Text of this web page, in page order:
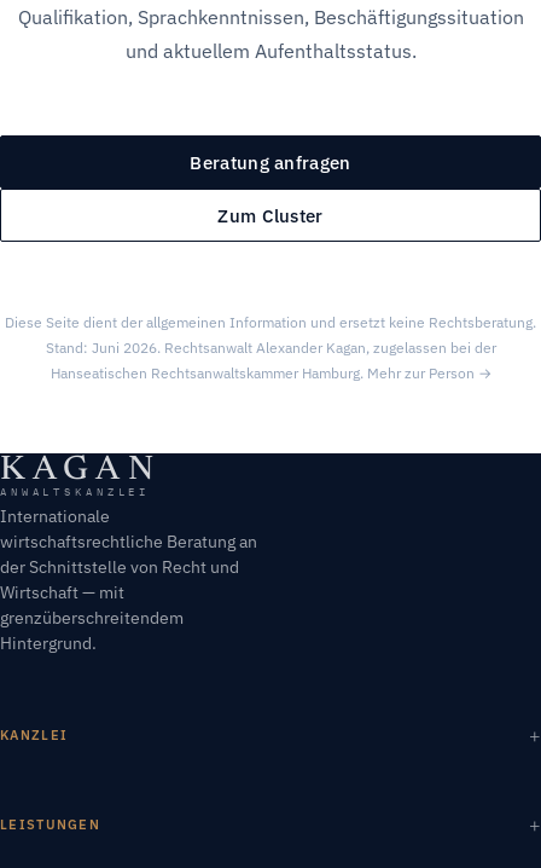
Qualifikation, Sprachkenntnissen, Beschäftigungssituation
und aktuellem Aufenthaltsstatus.
Beratung anfragen
Zum Cluster
Diese Seite dient der allgemeinen Information und ersetzt keine Rechtsberatung.
Stand: Juni 2026. Rechtsanwalt Alexander Kagan, zugelassen bei der
Hanseatischen Rechtsanwaltskammer Hamburg. Mehr zur Person →
KAGAN
ANWALTSKANZLEI
Internationale
wirtschaftsrechtliche Beratung an
der Schnittstelle von Recht und
Wirtschaft — mit
grenzüberschreitendem
Hintergrund.
KANZLEI
LEISTUNGEN